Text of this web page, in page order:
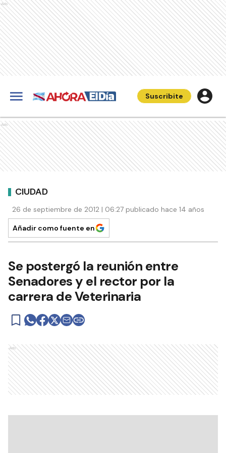
Ads
Suscribite
Ads
CIUDAD
26 de septiembre de 2012 | 06:27 publicado hace 14 años
Añadir como fuente en
Se postergó la reunión entre
Senadores y el rector por la
carrera de Veterinaria
Ads